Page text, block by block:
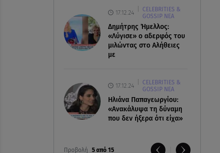
17.12.24
CELEBRITIES &
GOSSIP ΝΕΑ
Δημήτρης Ήμελλος:
«Λύγισε» ο αδερφός του
μιλώντας στο Αλήθειες
με
17.12.24
CELEBRITIES &
GOSSIP ΝΕΑ
Ηλιάνα Παπαγεωργίου:
«Ανακάλυψα τη δύναμη
που δεν ήξερα ότι είχα»
Προβολή 5 από 15